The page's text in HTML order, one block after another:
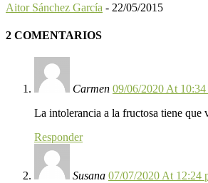
Aitor Sánchez García - 22/05/2015
2 COMENTARIOS
Carmen 09/06/2020 At 10:34
La intolerancia a la fructosa tiene que
Responder
Susana 07/07/2020 At 12:24